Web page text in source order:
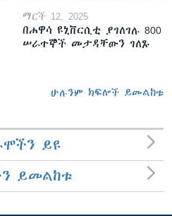
ማርች 12, 2025
በሐዋሳ ዩኒቨርሲቲ ያገለገሉ 800
ሠራተኞች መታዳቸውን ገለጹ
ሁሉንም ክፍሎች ይመልከቱ
ይዩ
ይመልከቱ